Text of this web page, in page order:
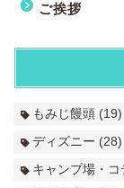
ご挨拶
もみじ饅頭 (19)
ディズニー (28)
キャンプ場・コ